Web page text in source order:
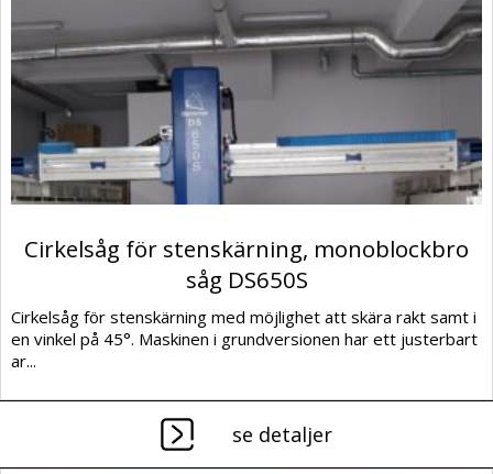
Cirkelsåg för stenskärning, monoblockbro
såg DS650S
Cirkelsåg för stenskärning med möjlighet att skära rakt samt i
en vinkel på 45°. Maskinen i grundversionen har ett justerbart
ar...
se detaljer